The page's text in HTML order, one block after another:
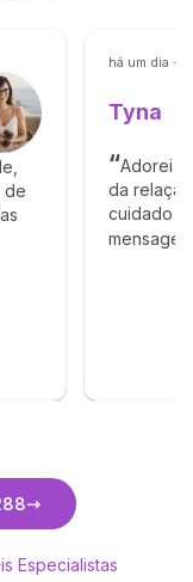
de
há um dia -
Tyna
Adorei a
da
cuidado
Especialistas